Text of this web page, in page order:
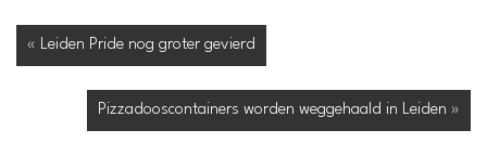
« Leiden Pride nog groter gevierd
Pizzadooscontainers worden weggehaald in Leiden »